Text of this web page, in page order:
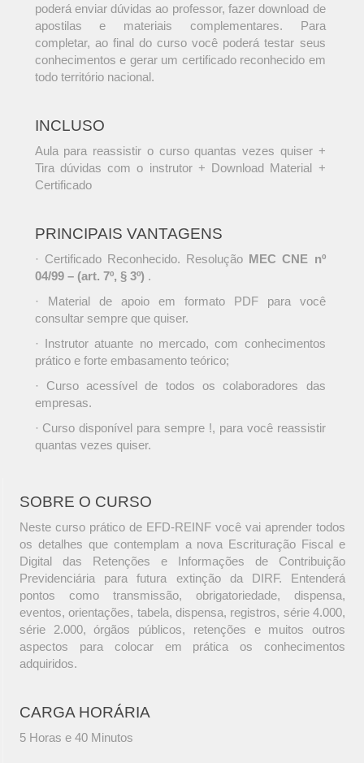
poderá enviar dúvidas ao professor, fazer download de
apostilas e materiais complementares. Para
completar, ao final do curso você poderá testar seus
conhecimentos e gerar um certificado reconhecido em
todo território nacional.
INCLUSO
Aula para reassistir o curso quantas vezes quiser +
Tira dúvidas com o instrutor + Download Material +
Certificado
PRINCIPAIS VANTAGENS
· Certificado Reconhecido. Resolução MEC CNE nº
04/99 – (art. 7º, § 3º) .
· Material de apoio em formato PDF para você
consultar sempre que quiser.
· Instrutor atuante no mercado, com conhecimentos
prático e forte embasamento teórico;
· Curso acessível de todos os colaboradores das
empresas.
· Curso disponível para sempre !, para você reassistir
quantas vezes quiser.
SOBRE O CURSO
Neste curso prático de EFD-REINF você vai aprender todos
os detalhes que contemplam a nova Escrituração Fiscal e
Digital das Retenções e Informações de Contribuição
Previdenciária para futura extinção da DIRF. Entenderá
pontos como transmissão, obrigatoriedade, dispensa,
eventos, orientações, tabela, dispensa, registros, série 4.000,
série 2.000, órgãos públicos, retenções e muitos outros
aspectos para colocar em prática os conhecimentos
adquiridos.
CARGA HORÁRIA
5 Horas e 40 Minutos